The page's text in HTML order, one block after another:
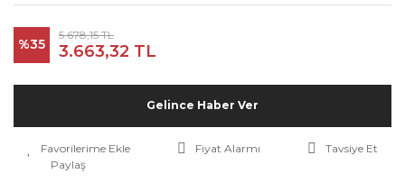
%35
5.678,15 TL
3.663,32 TL
Gelince Haber Ver
Fiyat Alarmı
Tavsiye Et
Paylaş